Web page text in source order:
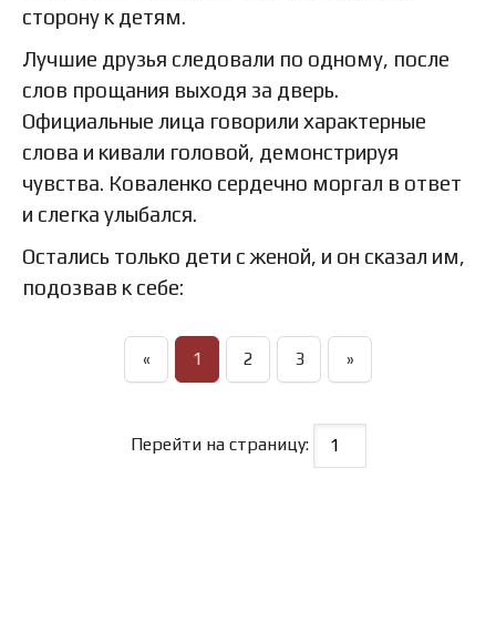
сторону к детям.
Лучшие друзья следовали по одному, после
слов прощания выходя за дверь.
Официальные лица говорили характерные
слова и кивали головой, демонстрируя
чувства. Коваленко сердечно моргал в ответ
и слегка улыбался.
Остались только дети с женой, и он сказал им,
подозвав к себе:
« 1 2 3 »
Перейти на страницу: